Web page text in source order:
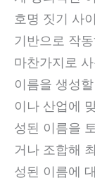
호명 짓기 사
기반으로 작
마찬가지로
이름을 생성
이나 산업에
성된 이름을
거나 조합해
성된 이름에